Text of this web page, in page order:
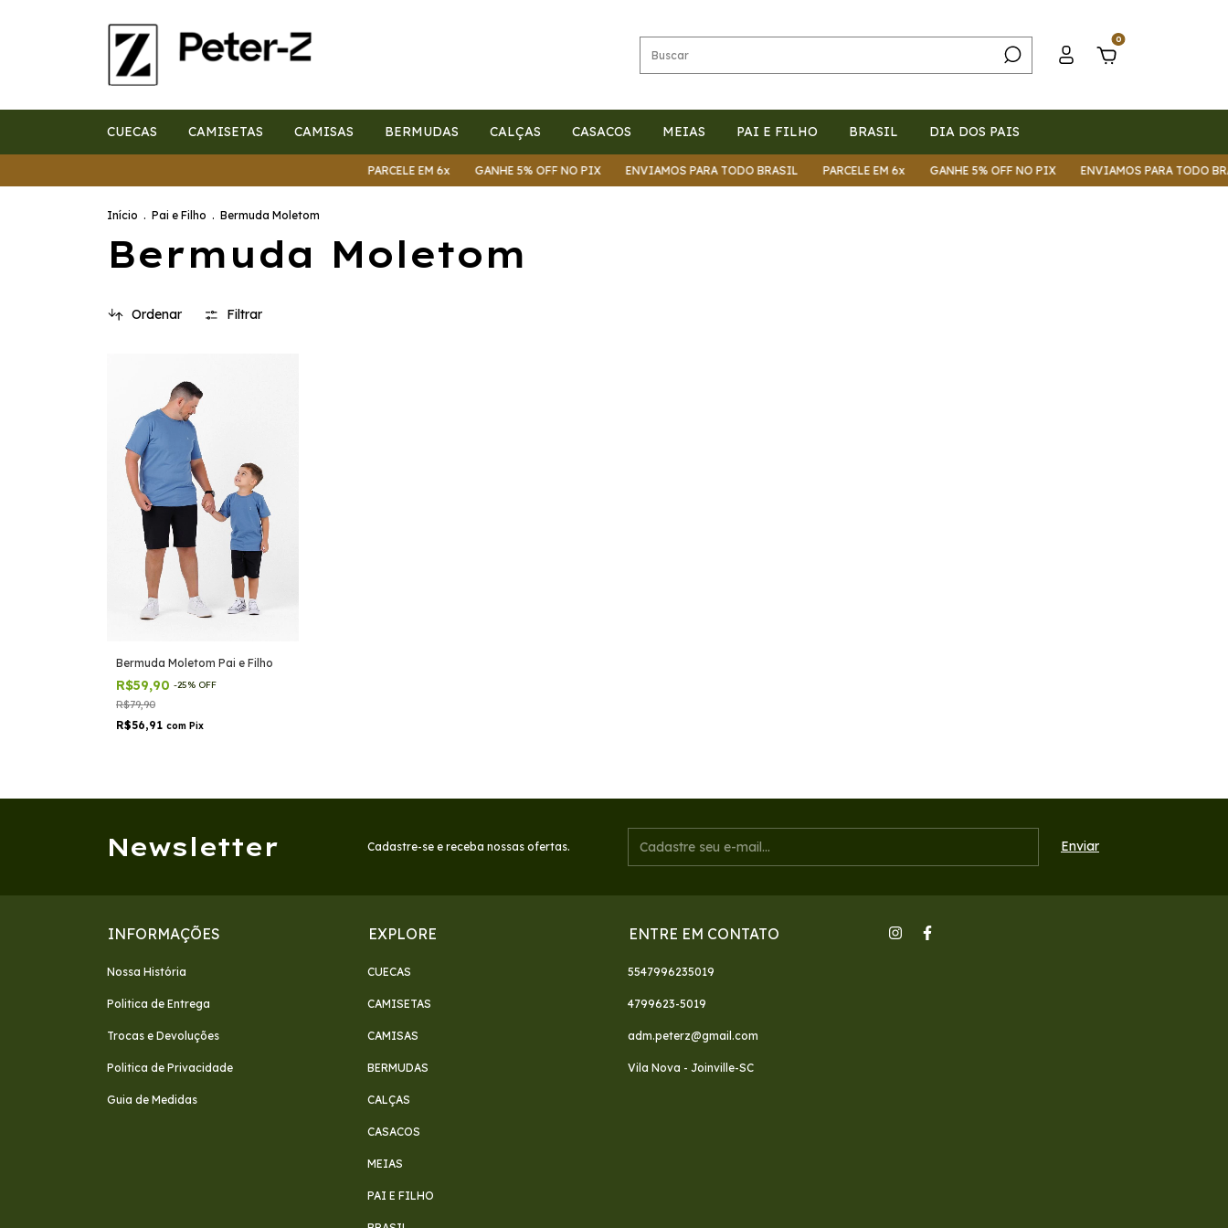
0
CUECAS CAMISETAS CAMISAS BERMUDAS CALÇAS CASACOS MEIAS PAI E FILHO BRASIL DIA DOS PAIS
PARCELE EM 6x GANHE 5% OFF NO PIX ENVIAMOS PARA TODO BRASIL PARCELE EM 6x GANHE 5% OFF NO PIX ENVIAMOS PARA TODO
Início . Pai e Filho . Bermuda Moletom
Bermuda Moletom
Ordenar Filtrar
Bermuda Moletom Pai e Filho
R$59,90 -25% OFF
R$79,90
R$56,91 com Pix
Newsletter Cadastre-se e receba nossas ofertas.
INFORMAÇÕES
Nossa História
Politica de Entrega
Trocas e Devoluções
Politica de Privacidade
Guia de Medidas
EXPLORE
CUECAS
CAMISETAS
CAMISAS
BERMUDAS
CALÇAS
CASACOS
MEIAS
PAI E FILHO
ENTRE EM CONTATO
5547996235019
4799623-5019
adm.peterz@gmail.com
Vila Nova - Joinville-SC